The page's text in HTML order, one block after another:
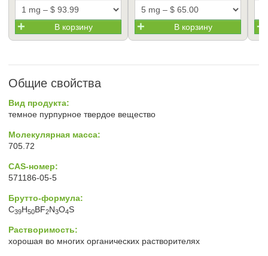
В корзину В корзину
Общие свойства
Вид продукта:
темное пурпурное твердое вещество
Молекулярная масса:
705.72
CAS-номер:
571186-05-5
Брутто-формула:
C39H50BF2N3O4S
Растворимость:
хорошая во многих органических растворителях